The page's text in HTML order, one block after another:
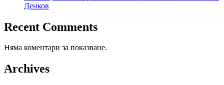
Денков
Recent Comments
Няма коментари за показване.
Archives